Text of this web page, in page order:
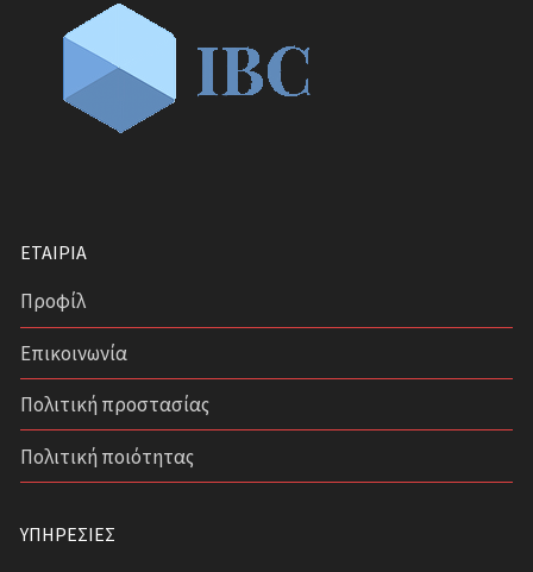
Σύστημα Οδικής Ασφάλειας (Road Traffic Safety)-
ISO 39001
ΕΤΑΙΡΊΑ
Προφίλ
Επικοινωνία
Πολιτική προστασίας
Πολιτική ποιότητας
ΥΠΗΡΕΣΊΕΣ